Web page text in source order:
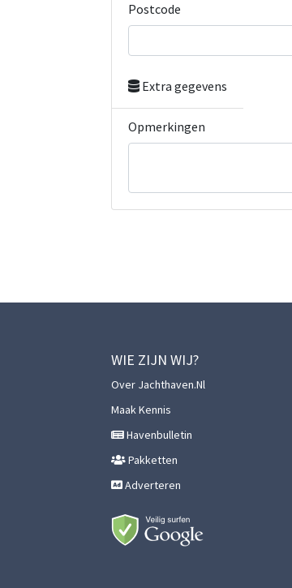
Postcode
Extra gegevens
Opmerkingen
WIE ZIJN WIJ?
Over Jachthaven.nl
Maak Kennis
Havenbulletin
Pakketten
Adverteren